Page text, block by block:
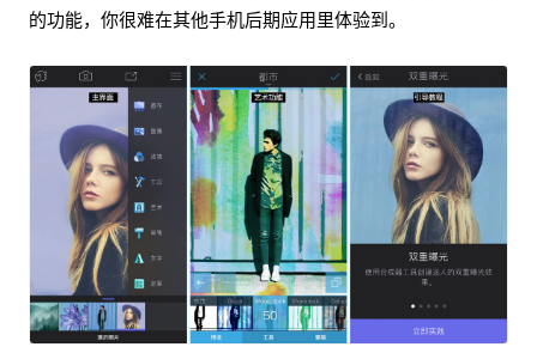
的功能，你很难在其他手机后期应用里体验到。